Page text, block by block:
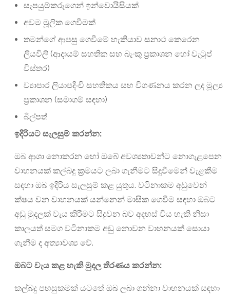
සැපයුම්කරුගෙන් ඉන්වොයිසියක්
අවම මූලික ගෙවීමක්
තමන්ගේ ආපසු ගෙවීමේ හැකියාව සනාථ කෙරෙන
ලියවිලි (ආදායම් සහතික සහ බැංකු ප්‍රකාශන හෝ වැටුප්
විස්තර)
ව්‍යාපාර ලියාපදිංචි සහතිකය සහ විගණනය කරන ලද මූල්‍ය
ප්‍රකාශන (සමාගම් සඳහා)
බිල්පත්
ඉදිරියට සැලසුම් කරන්න:
ඔබ ආශා නොකරන හෝ ඔබේ අවශ්‍යතාවන්ට නොගැළපෙන
වාහනයක් කල්බදු ක්‍රමයට ලබා ගැනීමට සිදුවීමෙන් වැළකීම
සඳහා ඔබ ඉදිරිය සැලසුම් කළ යුතුය. වටිනාකම අඩුවෙන්
ක්ෂය වන වාහනයක් යන්නෙන් මාසික ගෙවීම සඳහා ඔබට
අඩු මුදලක් වැය කිරීමට සිදුවන බව අදහස් විය හැකි නිසා
කාලයත් සමග වටිනාකම අඩු නොවන වාහනයක් සොයා
ගැනීම ද අත්‍යාවශ්‍ය වේ.
ඔබට වැය කළ හැකි මුදල තීරණය කරන්න:
කල්බදු පහසුකමක් යටතේ ඔබ ලබා ගන්නා වාහනයක් සඳහා